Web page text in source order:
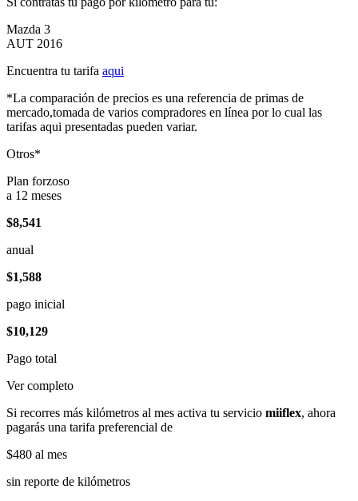
Mazda 3
AUT 2016
Encuentra tu tarifa aqui
*La comparación de precios es una referencia de primas de
mercado,tomada de varios compradores en línea por lo cual las
tarifas aqui presentadas pueden variar.
Otros*
Plan forzoso
a 12 meses
$8,541
anual
$1,588
pago inicial
$10,129
Pago total
Ver completo
Si recorres más kilómetros al mes activa tu servicio miiflex, ahora
pagarás una tarifa preferencial de
$480 al mes
sin reporte de kilómetros